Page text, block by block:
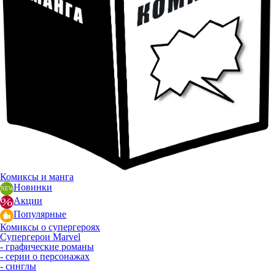
Комиксы и манга
Новинки
Акции
Популярные
Комиксы о супергероях
Супергерои Marvel
- графические романы
- серии о персонажах
- синглы